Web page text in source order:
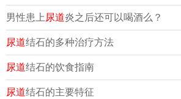
男性患上 尿道炎之后还可以喝酒么？
尿道结石的多种治疗方法
尿道结石的饮食指南
尿道结石的主要特征